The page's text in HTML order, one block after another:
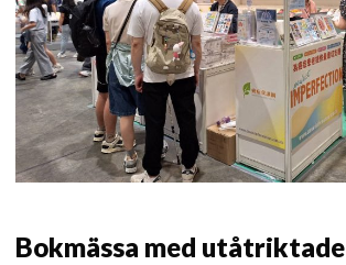
Bokmässa med utåtriktade